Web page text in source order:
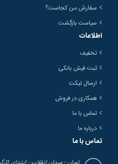
سفارش من کجاست؟
سیاست بازگشت
اطلاعات
تخفیف
ثبت فیش بانکی
ارسال تیکت
همکاری در فروش
تماس با ما
درباره ما
تماس با ما